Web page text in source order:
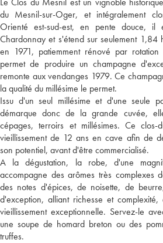
du Mesnil-sur-Oger, et intégralement
Orienté est-sud-est, en pente douce, il
Chardonnay et s'étend sur seulement 1,84
en 1971, patiemment rénové par
permet de produire un champagne
remonte aux vendanges 1979. Ce
la qualité du millésime le permet.
Issu d'un seul millésime et d'une seule
démarque donc de la grande cuvée,
cépages, terroirs et millésimes. Ce clos-
vieillissement de 12 ans en cave afin de
son potentiel, avant d'être commercialisé.
A la dégustation, la robe, d'une
accompagne des arômes très complexes
des notes d'épices, de noisette, de
d'exception, alliant richesse et
vieillissement exceptionnelle. Servez-le
une soupe de homard breton ou des
truffes.